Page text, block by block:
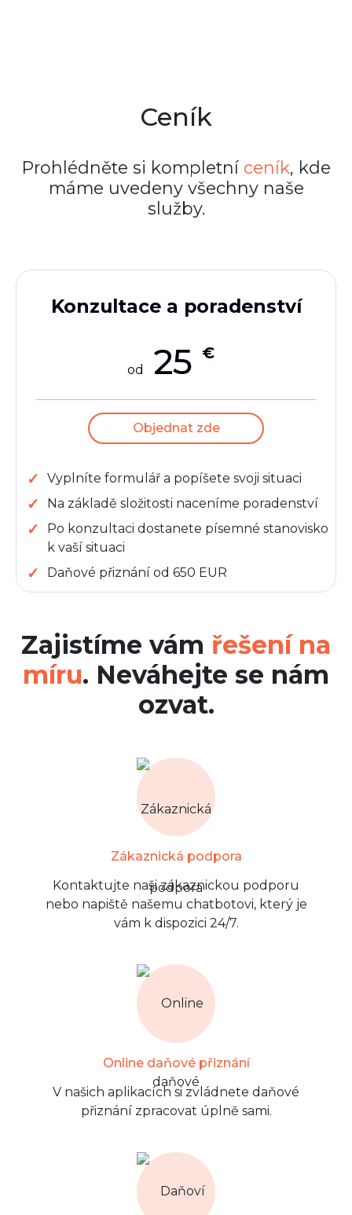
Ceník
Prohlédněte si kompletní ceník, kde
máme uvedeny všechny naše
služby.
Konzultace a poradenství
od 25 €
Objednat zde
Vyplníte formulář a popíšete svoji situaci
Na základě složitosti naceníme poradenství
Po konzultaci dostanete písemné stanovisko
k vaší situaci
Daňové přiznání od 650 EUR
Zajistíme vám řešení na
míru. Neváhejte se nám
ozvat.
Zákaznická podpora
Kontaktujte naši zákaznickou podporu
nebo napiště našemu chatbotovi, který je
vám k dispozici 24/7.
Online daňové přiznání
V našich aplikacích si zvládnete daňové
přiznání zpracovat úplně sami.